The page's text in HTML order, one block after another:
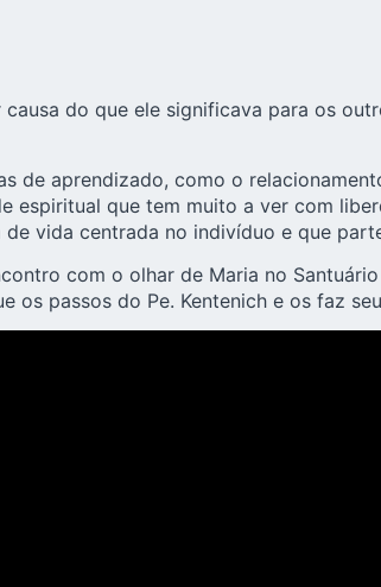
causa do que ele significava para os
de aprendizado, como o
espiritual que tem muito a ver com
de vida centrada no indivíduo e que
com o olhar de Maria no
os passos do Pe. Kentenich e os faz